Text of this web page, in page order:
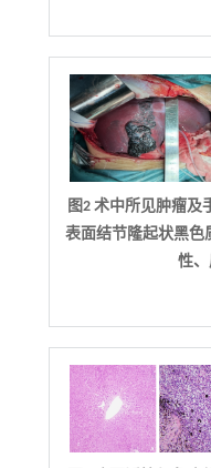
图2 术中所见肿瘤
表面结节隆起状黑色
性